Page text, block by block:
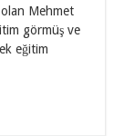
Mehmet
görmüş ve
eğitim